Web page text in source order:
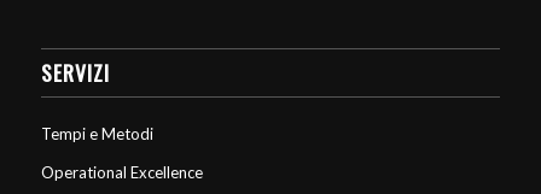
SERVIZI
Tempi e Metodi
Operational Excellence